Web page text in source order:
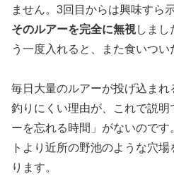
ません。3回目からは興味すら
そのルアーを完全に無視しまし
う一度入れると、また食いつい
毎日大量のルアーが投げ込ま
釣りにくい理由が、これで説
ーを忘れる時間」がないので
トより近所の野池のような穴
ります。